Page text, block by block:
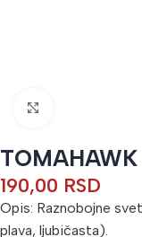
Кликните
TOMAHAWK
190,00 RSD
Opis: Raznobojne
plava, ljubičasta).